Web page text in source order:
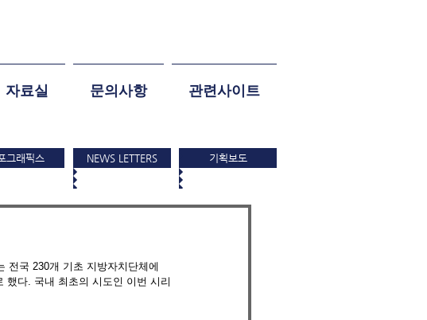
자료실 문의사항 관련사이트
그래픽스 NEWS LETTERS 기획보도
전국 230개 기초 지방자치단체에
했다. 국내 최초의 시도인 이번 시리